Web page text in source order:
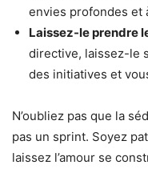
envies profondes et
Laissez-le prendre
directive, laissez-le
des initiatives et
N’oubliez pas que la
pas un sprint. Soyez
laissez l’amour se